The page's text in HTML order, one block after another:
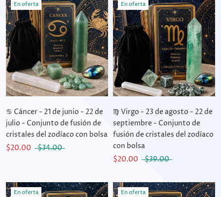
En oferta
♋ Cáncer - 21 de junio - 22 de
julio - Conjunto de fusión de
cristales del zodíaco con bolsa
$20.00
$34.00
En oferta
♍ Virgo - 23 de agosto - 22 de
septiembre - Conjunto de
fusión de cristales del zodíaco
con bolsa
$20.00
$39.00
En oferta En oferta